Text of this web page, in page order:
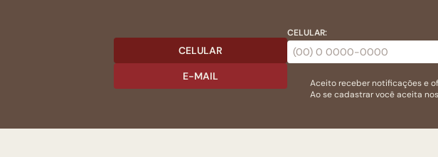
CELULAR
E-MAIL
CELULAR:
Aceito receber notificações e
Ao se cadastrar você aceita